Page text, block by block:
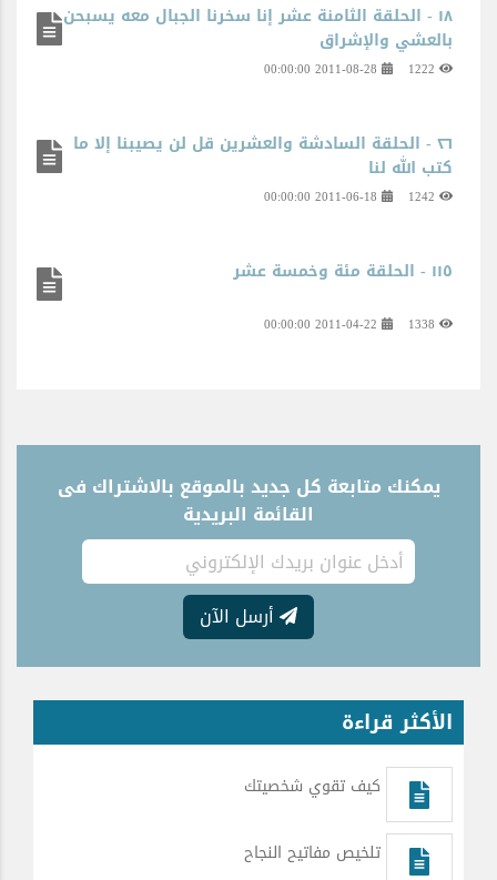
١٨ - الحلقة الثامنة عشر إنا سخرنا الجبال معه يسبحن
بالعشي والإشراق
٢٦ - الحلقة السادشة والعشرين قل لن يصيبنا إلا ما
كتب الله لنا
١١٥ - الحلقة مئة وخمسة عشر
يمكنك متابعة كل جديد بالموقع بالاشتراك فى
القائمة البريدية
الأكثر قراءة
كيف تقوي شخصيتك
تلخيص مفاتيح النجاح